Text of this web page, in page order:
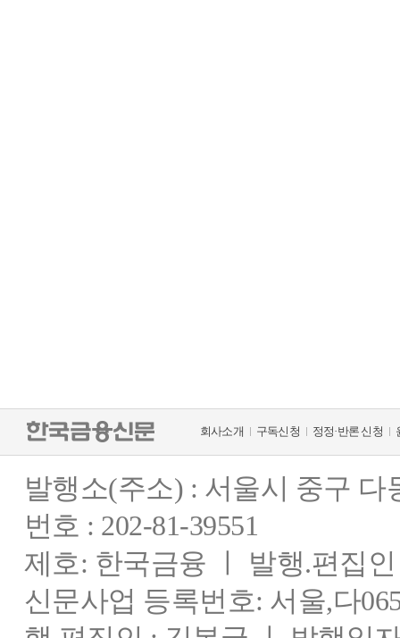
회사소개 구독신청 정정·반론 신청
발행소(주소) : 서울시 중구
번호 : 202-81-39551
제호: 한국금융 ㅣ 발행.편집
신문사업 등록번호: 서울,다